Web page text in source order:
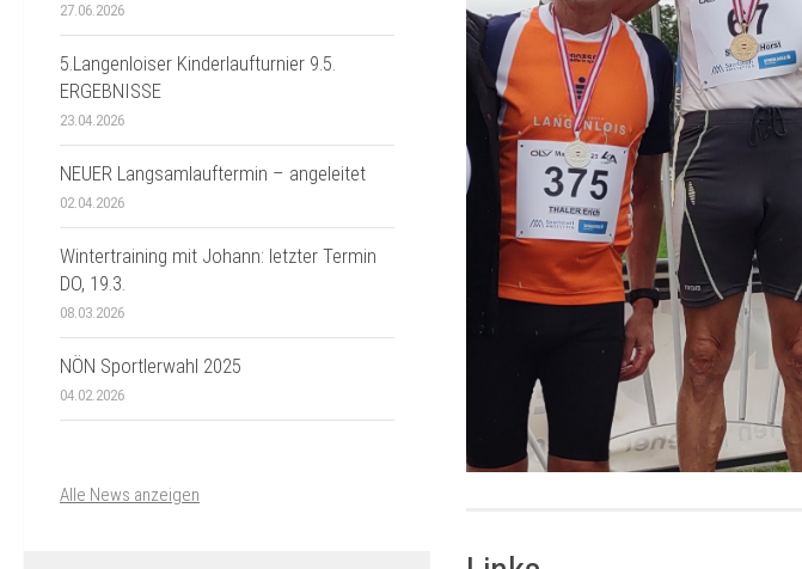
27.06.2026
5.Langenloiser Kinderlaufturnier 9.5.
ERGEBNISSE
23.04.2026
NEUER Langsamlauftermin – angeleitet
02.04.2026
Wintertraining mit Johann: letzter Termin
DO, 19.3.
08.03.2026
NÖN Sportlerwahl 2025
04.02.2026
Alle News anzeigen